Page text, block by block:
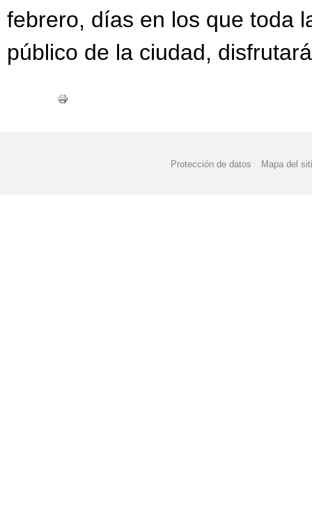
febrero, días en los que toda
público de la ciudad,
Protección de datos Mapa del